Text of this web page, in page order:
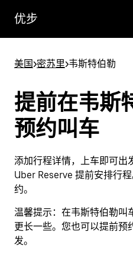
优步
美国>密苏里>韦斯特伯勒
提前在韦斯
预约叫车
添加行程详情，上车即可出
Uber Reserve 提前安排行
约。
温馨提示： 在韦斯特伯勒叫
更长一些。您也可以提前预
发。